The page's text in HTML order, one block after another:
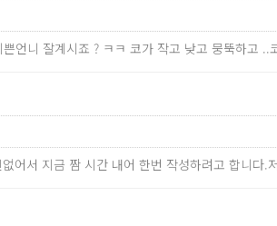
언니 잘계시죠 ? ㅋㅋ 코가 작고 낮고 뭉뚝하고
어서 지금 짬 시간 내어 한번 작성하려고 합니다